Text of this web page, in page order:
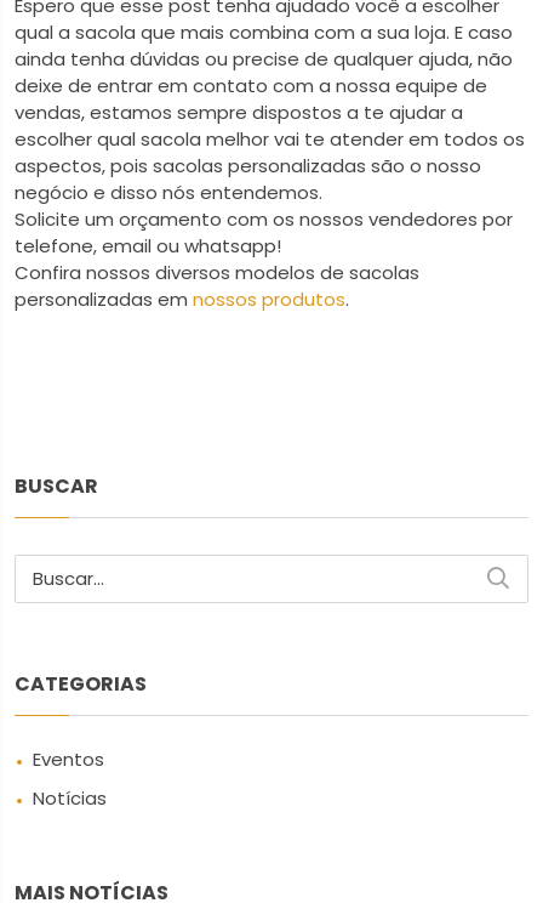
Espero que esse post tenha ajudado você a escolher
qual a sacola que mais combina com a sua loja. E caso
ainda tenha dúvidas ou precise de qualquer ajuda, não
deixe de entrar em contato com a nossa equipe de
vendas, estamos sempre dispostos a te ajudar a
escolher qual sacola melhor vai te atender em todos os
aspectos, pois sacolas personalizadas são o nosso
negócio e disso nós entendemos.
Solicite um orçamento com os nossos vendedores por
telefone, email ou whatsapp!
Confira nossos diversos modelos de sacolas
personalizadas em nossos produtos.
BUSCAR
Buscar...
CATEGORIAS
Eventos
Notícias
MAIS NOTÍCIAS